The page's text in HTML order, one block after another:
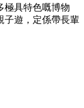
極具特色嘅博物
子遊，定係帶長輩